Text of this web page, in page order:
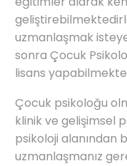
uzmanlaşmak
sonra Çocuk
lisans
Çocuk psikoloğu
klinik ve gelişimsel
psikoloji alanından
uzmanlaşmanız